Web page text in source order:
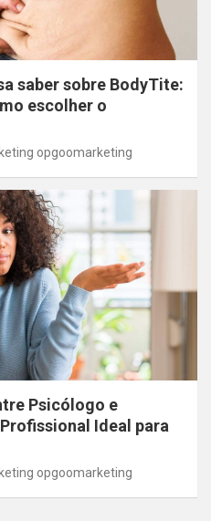
saber sobre BodyTite:
escolher o
opgoomarketing
Psicólogo e
Ideal para
opgoomarketing